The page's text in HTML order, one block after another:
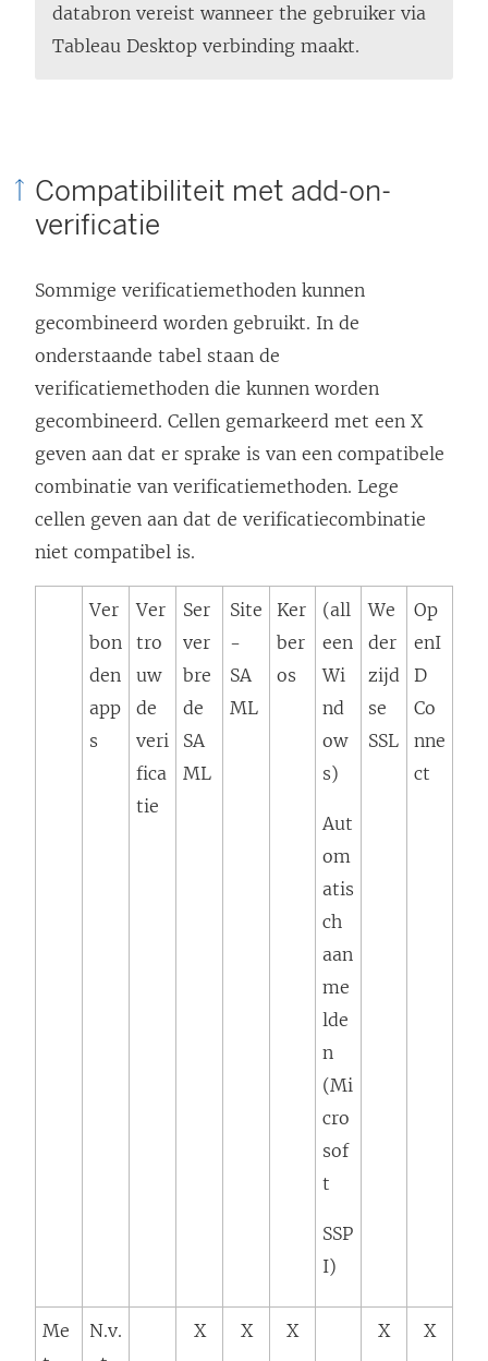
databron vereist wanneer the gebruiker via
Tableau Desktop verbinding maakt.
Compatibiliteit met add-on-
verificatie
Sommige verificatiemethoden kunnen
gecombineerd worden gebruikt. In de
onderstaande tabel staan de
verificatiemethoden die kunnen worden
gecombineerd. Cellen gemarkeerd met een X
geven aan dat er sprake is van een compatibele
combinatie van verificatiemethoden. Lege
cellen geven aan dat de verificatiecombinatie
niet compatibel is.
Ver
bon
den
app
s
Ver
tro
uw
de
veri
fica
tie
Ser
ver
bre
de
SA
ML
Site
-
SA
ML
Ker
ber
os
(all
een
Wi
nd
ow
s)
Aut
om
atis
ch
aan
me
lde
n
(Mi
cro
sof
t
SSP
I)
We
der
zijd
se
SSL
Op
enI
D
Co
nne
ct
Me
N.v.
X X X X X